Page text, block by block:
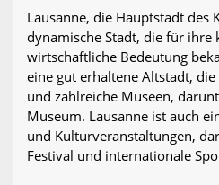
Lausanne, die Hauptstadt des
dynamische Stadt, die für ihre
wirtschaftliche Bedeutung
eine gut erhaltene Altstadt,
und zahlreiche Museen,
Museum. Lausanne ist auch
und Kulturveranstaltungen,
Festival und internationale